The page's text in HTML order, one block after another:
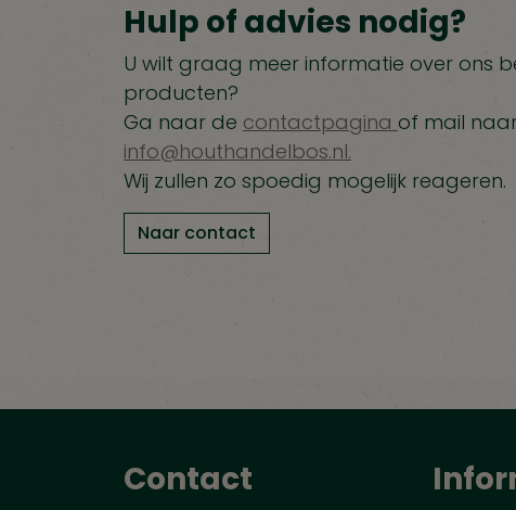
Hulp of advies nodig?
U wilt graag meer informatie over ons
producten?
Ga naar de contactpagina of mail
info@houthandelbos.nl.
Wij zullen zo spoedig mogelijk reageren.
Naar contact
Contact